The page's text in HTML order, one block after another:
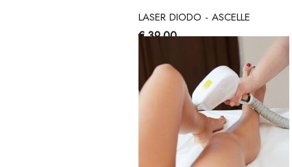
LASER DIODO - ASCELLE
€ 39,00